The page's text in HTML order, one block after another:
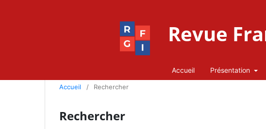
Revue
Accueil Présentation
Accueil / Rechercher
Rechercher